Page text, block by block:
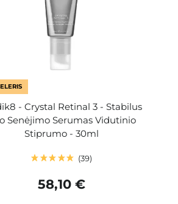
- Crystal Retinal 3 - Stabilus
Senėjimo Serumas Vidutinio
Stiprumo - 30ml
39
58,10 €